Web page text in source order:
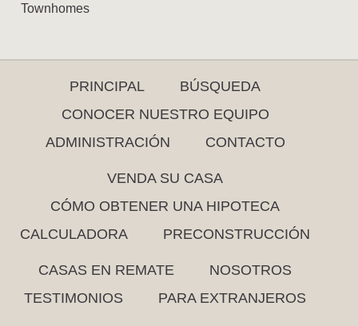
Townhomes
PRINCIPAL
BÚSQUEDA
CONOCER NUESTRO EQUIPO
ADMINISTRACIÓN
CONTACTO
VENDA SU CASA
CÓMO OBTENER UNA HIPOTECA
CALCULADORA
PRECONSTRUCCIÓN
CASAS EN REMATE
NOSOTROS
TESTIMONIOS
PARA EXTRANJEROS